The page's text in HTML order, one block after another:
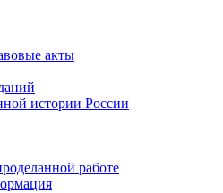
акты
истории России
работе